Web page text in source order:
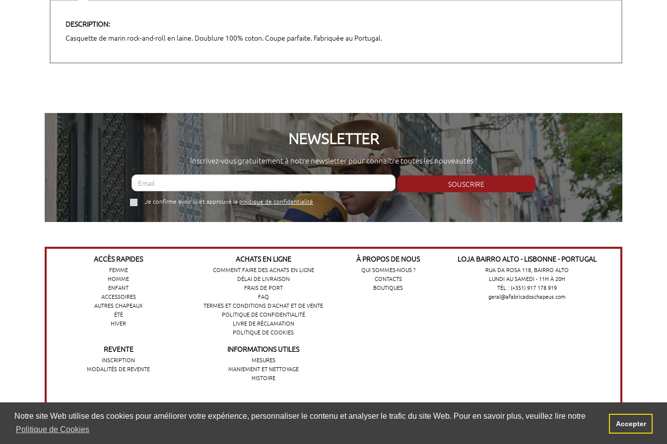
O nosso website utiliza cookies para melhorar a sua experiência de navegação, personalizar conteúdos e analisar o tráfego no website. Para saber mais, consulte a
nossaPolítica de cookies
Aceitar
Notre site Web utilise des cookies pour améliorer votre expérience, personnaliser le contenu et analyser le trafic du site Web. Pour en savoir plus, veuillez lire notre
Politique de Cookies
Accepter
DESCRIPTION:
Casquette de marin rock-and-roll en laine. Doublure 100% coton. Coupe parfaite. Fabriquée au Portugal.
NEWSLETTER
Inscrivez-vous gratuitement à notre newsletter pour connaître toutes les nouveautés !
SOUSCRIRE
Je confirme avoir lu et approuvé lapolitique de confidentialité
ACCÈS RAPIDES
FEMME
HOMME
ENFANT
ACCESSOIRES
AUTRES CHAPEAUX
ÉTÉ
HIVER
ACHATS EN LIGNE
COMMENT FAIRE DES ACHATS EN LIGNE
DÉLAI DE LIVRAISON
FRAIS DE PORT
FAQ
TERMES ET CONDITIONS D'ACHAT ET DE VENTE
POLITIQUE DE CONFIDENTIALITÉ
LIVRE DE RÉCLAMATION
POLITIQUE DE COOKIES
À PROPOS DE NOUS
QUI SOMMES-NOUS ?
CONTACTS
BOUTIQUES
LOJA BAIRRO ALTO - LISBONNE - PORTUGAL
RUA DA ROSA 118, BAIRRO ALTO
LUNDI AU SAMEDI - 11H À 20H
TÉL : (+351) 917 178 919
geral@afabricadoschapeus.com
REVENTE
INSCRIPTION
MODALITÉS DE REVENTE
INFORMATIONS UTILES
MESURES
MANIEMENT ET NETTOYAGE
HISTOIRE
TERMES ET CONDITIONS